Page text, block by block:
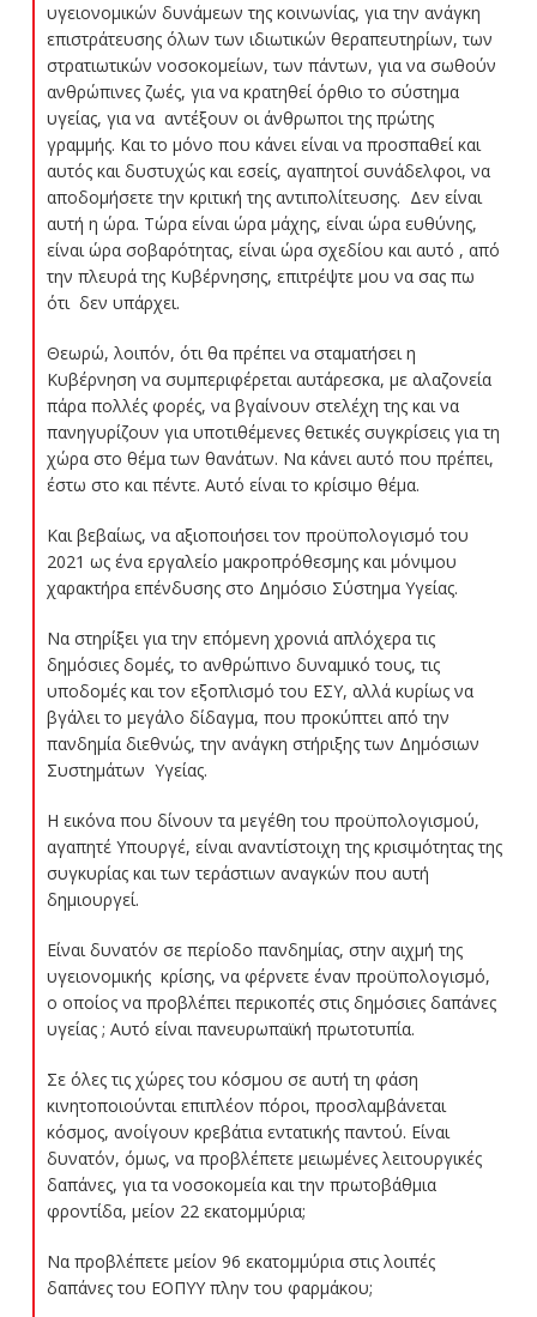
υγειονομικών δυνάμεων της κοινωνίας, για την ανάγκη
επιστράτευσης όλων των ιδιωτικών θεραπευτηρίων, των
στρατιωτικών νοσοκομείων, των πάντων, για να σωθούν
ανθρώπινες ζωές, για να κρατηθεί όρθιο το σύστημα
υγείας, για να αντέξουν οι άνθρωποι της πρώτης
γραμμής. Και το μόνο που κάνει είναι να προσπαθεί και
αυτός και δυστυχώς και εσείς, αγαπητοί συνάδελφοι, να
αποδομήσετε την κριτική της αντιπολίτευσης. Δεν είναι
αυτή η ώρα. Τώρα είναι ώρα μάχης, είναι ώρα ευθύνης,
είναι ώρα σοβαρότητας, είναι ώρα σχεδίου και αυτό , από
την πλευρά της Κυβέρνησης, επιτρέψτε μου να σας πω
ότι δεν υπάρχει.
Θεωρώ, λοιπόν, ότι θα πρέπει να σταματήσει η
Κυβέρνηση να συμπεριφέρεται αυτάρεσκα, με αλαζονεία
πάρα πολλές φορές, να βγαίνουν στελέχη της και να
πανηγυρίζουν για υποτιθέμενες θετικές συγκρίσεις για τη
χώρα στο θέμα των θανάτων. Να κάνει αυτό που πρέπει,
έστω στο και πέντε. Αυτό είναι το κρίσιμο θέμα.
Και βεβαίως, να αξιοποιήσει τον προϋπολογισμό του
2021 ως ένα εργαλείο μακροπρόθεσμης και μόνιμου
χαρακτήρα επένδυσης στο Δημόσιο Σύστημα Υγείας.
Να στηρίξει για την επόμενη χρονιά απλόχερα τις
δημόσιες δομές, το ανθρώπινο δυναμικό τους, τις
υποδομές και τον εξοπλισμό του ΕΣΥ, αλλά κυρίως να
βγάλει το μεγάλο δίδαγμα, που προκύπτει από την
πανδημία διεθνώς, την ανάγκη στήριξης των Δημόσιων
Συστημάτων Υγείας.
Η εικόνα που δίνουν τα μεγέθη του προϋπολογισμού,
αγαπητέ Υπουργέ, είναι αναντίστοιχη της κρισιμότητας της
συγκυρίας και των τεράστιων αναγκών που αυτή
δημιουργεί.
Είναι δυνατόν σε περίοδο πανδημίας, στην αιχμή της
υγειονομικής κρίσης, να φέρνετε έναν προϋπολογισμό,
ο οποίος να προβλέπει περικοπές στις δημόσιες δαπάνες
υγείας ; Αυτό είναι πανευρωπαϊκή πρωτοτυπία.
Σε όλες τις χώρες του κόσμου σε αυτή τη φάση
κινητοποιούνται επιπλέον πόροι, προσλαμβάνεται
κόσμος, ανοίγουν κρεβάτια εντατικής παντού. Είναι
δυνατόν, όμως, να προβλέπετε μειωμένες λειτουργικές
δαπάνες, για τα νοσοκομεία και την πρωτοβάθμια
φροντίδα, μείον 22 εκατομμύρια;
Να προβλέπετε μείον 96 εκατομμύρια στις λοιπές
δαπάνες του ΕΟΠΥΥ πλην του φαρμάκου;